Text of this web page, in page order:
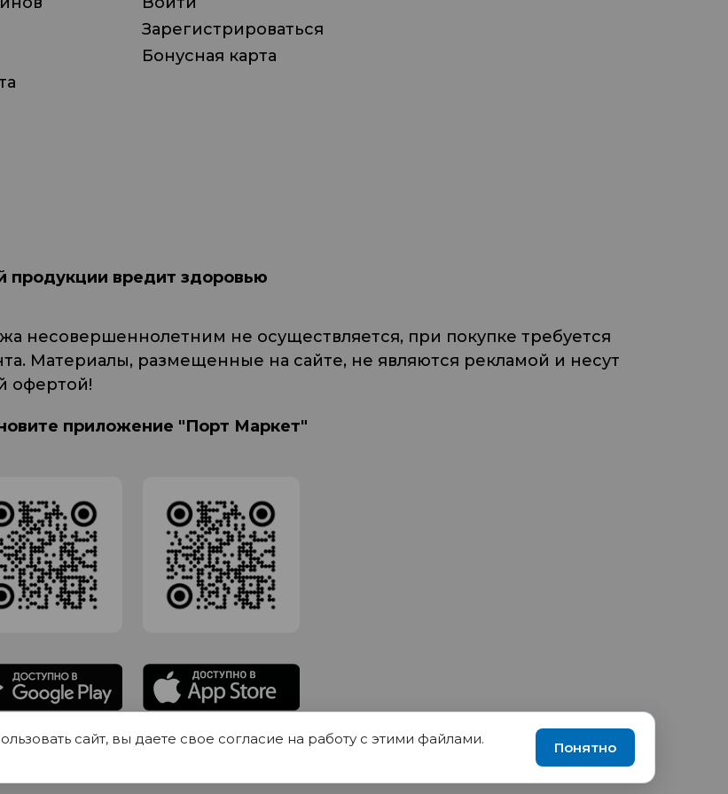
Зарегистрироваться
Бонусная карта
продукции вредит здоровью
несовершеннолетним не осуществляется, при покупке требуется
Материалы, размещенные на сайте, не являются рекламой и несут
офертой!
приложение "Порт Маркет"
с Ограниченной ответственностью СИГМАТОРГ, ОГРН 1191690035570, ИНН 1655417189
Казань переулок Щербаковский дом 7, пом 1013, офис 5
сайт, вы даете свое согласие на работу с этими файлами.
Понятно